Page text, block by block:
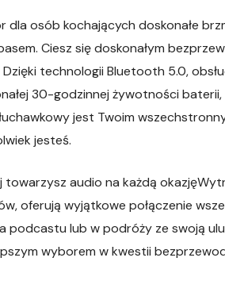
osób kochających doskonałe
Ciesz się doskonałym
technologii Bluetooth 5.0,
30-godzinnej żywotności
jest Twoim
jesteś.
towarzysz audio na każdą
oferują wyjątkowe połączenie
podcastu lub w podróży ze swoją
wyborem w kwestii